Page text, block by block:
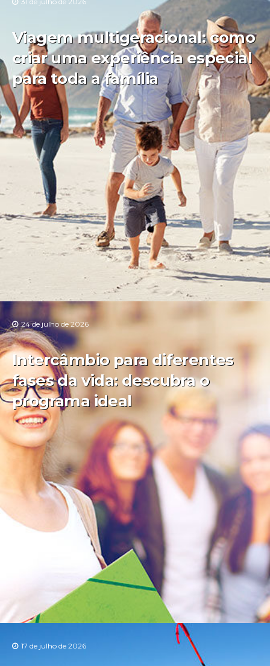
Viagem multigeracional: como
criar uma experiência especial
para toda a família
24 de julho de 2026
Intercâmbio para diferentes
fases da vida: descubra o
programa ideal
17 de julho de 2026